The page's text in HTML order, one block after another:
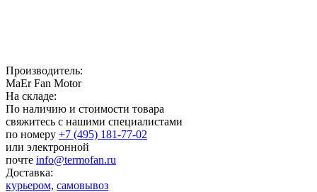
Производитель:
MaEr Fan Motor
На складе:
По наличию и стоимости товара
свяжитесь с нашими специалистами
по номеру +7 (495) 181-77-02
или электронной
почте info@termofan.ru
Доставка:
курьером, самовывоз